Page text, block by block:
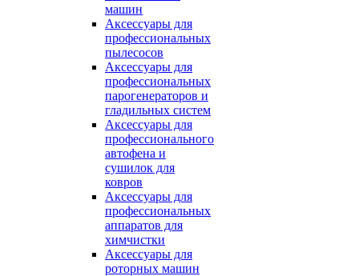
машин
Аксессуары для
профессиональных
пылесосов
Аксессуары для
профессиональных
парогенераторов и
гладильных систем
Аксессуары для
профессионального
автофена и
сушилок для
ковров
Аксессуары для
профессиональных
аппаратов для
химчистки
Аксессуары для
роторных машин